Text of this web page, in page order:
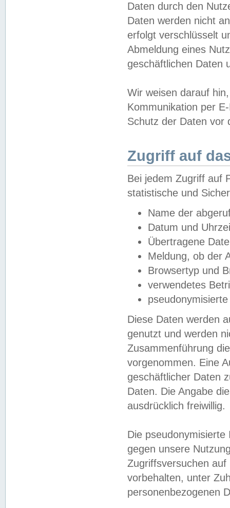
Daten durch den
Daten werden nicht
erfolgt verschlüsselt
Abmeldung eines
geschäftlichen Daten
Wir weisen darauf
Kommunikation per
Schutz der Daten vor
Zugriff auf
Bei jedem Zugriff auf
statistische und
Name der
Datum und
Übertragene
Meldung, ob der
Browsertyp und
verwendetes
Diese Daten werden
genutzt und werden
Zusammenführung
vorgenommen. Eine
geschäftlicher Daten
Daten. Die Angabe
ausdrücklich freiwillig.
Die
gegen unsere
Zugriffsversuchen
vorbehalten, unter
personenbezogenen